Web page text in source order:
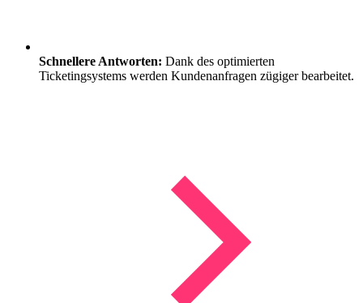
Schnellere Antworten: Dank des optimierten
Ticketingsystems werden Kundenanfragen zügiger bearbeitet.